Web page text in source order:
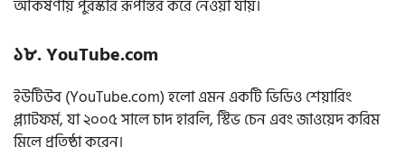
আকর্ষণীয় পুরস্কার রূপান্তর করে নেওয়া যায়।
১৮. YouTube.com
ইউটিউব (YouTube.com) হলো এমন একটি ভিডিও শেয়ারিং
প্ল্যাটফর্ম, যা ২০০৫ সালে চাদ হারলি, স্টিভ চেন এবং জাওয়েদ করিম
মিলে প্রতিষ্ঠা করেন।